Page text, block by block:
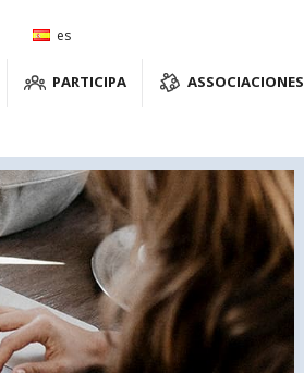
es
PARTICIPA ASSOCIACIONES